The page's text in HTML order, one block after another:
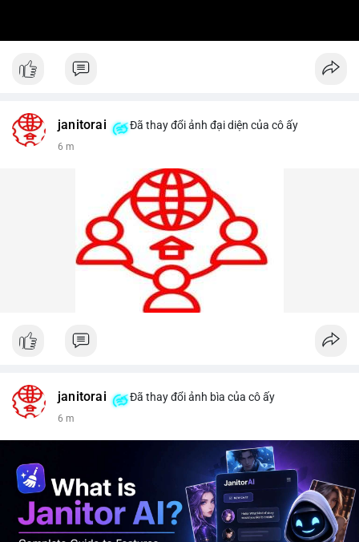
janitorai Đã thay đổi ảnh đại diện của cô ấy
6 m
janitorai Đã thay đổi ảnh bìa của cô ấy
6 m